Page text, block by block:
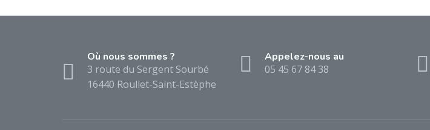
Où nous sommes ?
3 route du Sergent Sourbé
16440 Roullet-Saint-Estèphe
Appelez-nous au
05 45 67 84 38